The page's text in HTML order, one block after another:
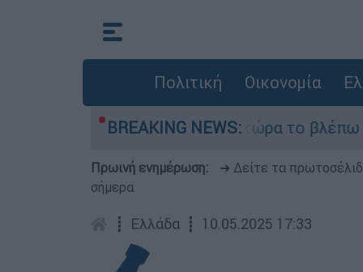
Πολιτική Οικονομία
BREAKING NEWS:
outsider ήταν αδυναμία, τώρα το βλέπω ως
Πρωινή ενημέρωση: ➔ Δείτε τα
σήμερα
┋ Ελλάδα ┋ 10.05.2025 17:33